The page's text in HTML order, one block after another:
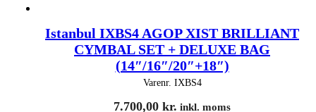
Istanbul IXBS4 AGOP XIST BRILLIANT
CYMBAL SET + DELUXE BAG
(14″/16″/20″+18″)
Varenr. IXBS4
7.700,00 kr. inkl. moms